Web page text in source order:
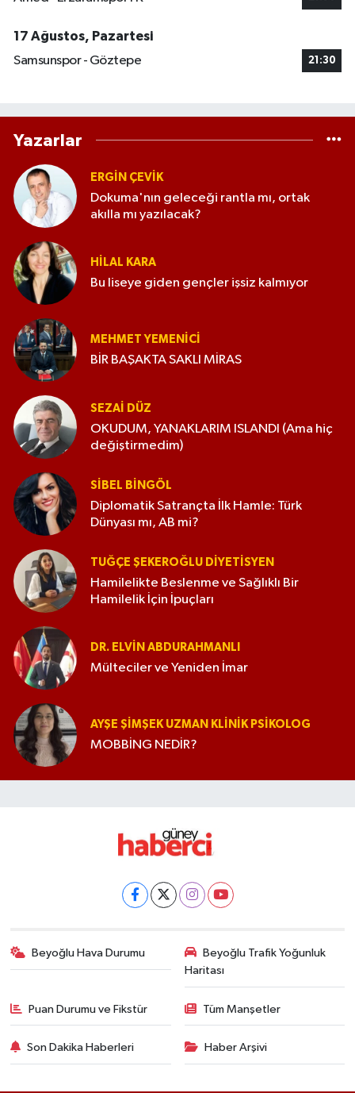
17 Ağustos, Pazartesi
Samsunspor - Göztepe
21:30
Yazarlar
ERGIN ÇEVİK
Dokuma'nın geleceği rantla mı, ortak
akılla mı yazılacak?
HILAL KARA
Bu liseye giden gençler işsiz kalmıyor
MEHMET YEMENICI
BİR BAŞAKTA SAKLI MİRAS
SEZAI DÜZ
OKUDUM, YANAKLARIM ISLANDI (Ama hiç
değiştirmedim)
SIBEL BINGÖL
Diplomatik Satrançta İlk Hamle: Türk
Dünyası mı, AB mi?
TUĞÇE ŞEKEROĞLU DIYETISYEN
Hamilelikte Beslenme ve Sağlıklı Bir
Hamilelik İçin İpuçları
DR. ELVIN ABDURAHMANLI
Mülteciler ve Yeniden İmar
AYŞE ŞIMŞEK UZMAN KLINIK PSIKOLOG
MOBBİNG NEDİR?
Beyoğlu Hava Durumu
Beyoğlu Trafik Yoğunluk
Haritası
Puan Durumu ve Fikstür Tüm Manşetler
Son Dakika Haberleri Haber Arşivi